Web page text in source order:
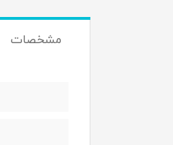
مشخصات